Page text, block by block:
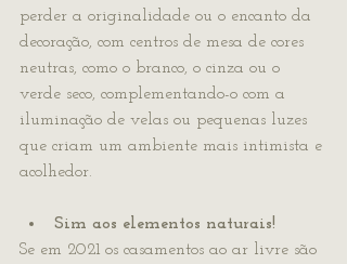
perder a originalidade ou o encanto da
decoração, com centros de mesa de cores
neutras, como o branco, o cinza ou o
verde seco, complementando-o com a
iluminação de velas ou pequenas luzes
que criam um ambiente mais intimista e
acolhedor.
Sim aos elementos naturais!
Se em 2021 os casamentos ao ar livre são